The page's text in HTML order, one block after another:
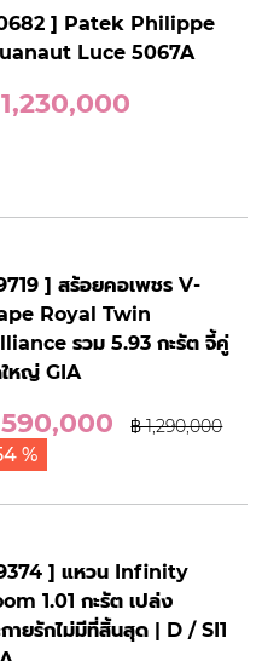
] Patek Philippe
Luce 5067A
] สร้อยคอเพชร V-
Royal Twin
รวม 5.93 กะรัต จี้คู่
ใหญ่ GIA
฿ 1,290,000
%
] แหวน Infinity
1.01 กะรัต เปล่ง
กายรักไม่มีที่สิ้นสุด | D / SI1